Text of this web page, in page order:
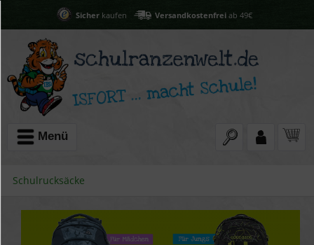
Sicherkaufen Versandkostenfreiab 49€
Menü
Schulrucksäcke